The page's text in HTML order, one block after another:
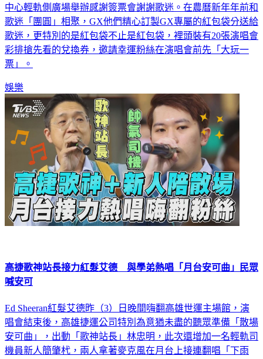
中心輕軌側廣場舉辦感謝簽票會謝謝歌迷。在農曆新年年前和
歌迷「團圓」相聚，GX他們精心訂製GX專屬的紅包袋分送給
歌迷，更特別的是紅包袋不止是紅包袋，裡頭裝有20張演唱會
彩排搶先看的兌換券，邀請幸運粉絲在演唱會前先「大玩一
票」。
娛樂
高捷歌神站長接力紅髮艾德 與學弟熱唱「月台安可曲」民眾
喊安可
Ed Sheeran紅髮艾德昨（3）日晚間嗨翻高雄世運主場館，演
唱會結束後，高雄捷運公司特別為意猶未盡的聽眾準備「散場
安可曲」，出動「歌神站長」林忠明，此次還增加一名輕軌司
機員新人簡肇杙，兩人拿著麥克風在月台上接連翻唱「下雨